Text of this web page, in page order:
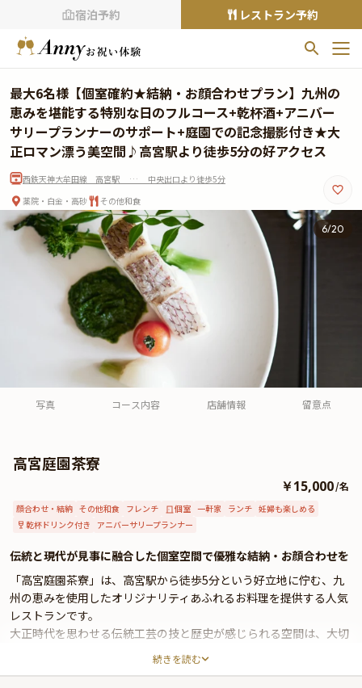
宿泊予約 レストラン予約
お気に入りプラン
お気に入りの登録がありません
プランの をクリックすることで
お気に入りに追加できます。
閲覧履歴
閲覧履歴はありません
過去に見たお店が最大10件まで表示されます。
10件を超えると、古いものから順に削除されます。
Annyお祝い体験について
Annyお祝いアイテムについて
よくあるご質問
お問い合わせ
最大6名様【個室確約★結納・お顔合わせプラン】九州の
恵みを堪能する特別な日のフルコース+乾杯酒+アニバー
サリープランナーのサポート+庭園での記念撮影付き★大
正ロマン漂う美空間♪高宮駅より徒歩5分の好アクセス
西鉄天神大牟田線 高宮駅 … 中央出口より徒歩5分
薬院・白金・高砂
その他和食
7/20
写真 コース内容 店舗情報 留意点
高宮庭園茶寮
￥15,000/名
顔合わせ・結納 その他和食 フレンチ 個室 一軒家 ランチ 妊婦も楽しめる
乾杯ドリンク付き
アニバーサリープランナー
伝統と現代が見事に融合した個室空間で優雅な結納・お顔合わせを
「高宮庭園茶寮」は、高宮駅から徒歩5分という好立地に佇む、九
州の恵みを使用したオリジナリティあふれるお料理を提供する人気
レストランです。
大正時代を思わせる伝統工芸の技と歴史が感じられる空間は、大切
なご歓談にふさわしい気品が漂います。
続きを読む